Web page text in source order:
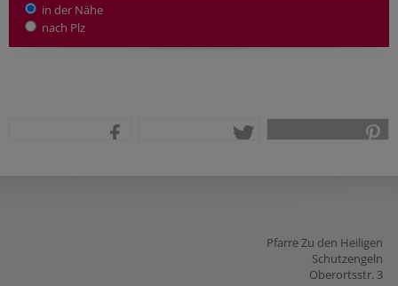
in der Nähe
nach Plz
Pfarre Zu den Heiligen
Schutzengeln
Oberortsstr. 3